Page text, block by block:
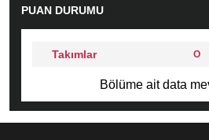
PUAN DURUMU
Takımlar O
Bölüme ait data